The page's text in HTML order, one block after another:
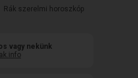
Rák szerelmi horoszkóp
vagy nekünk